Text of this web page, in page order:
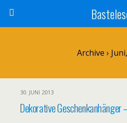
Archive ›
30. JUNI 2013
Dekorative Geschenkanhänger